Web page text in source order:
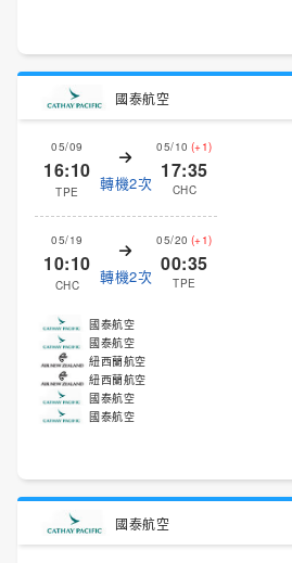
國泰航空
05/09
16:10
TPE 轉機2次
05/10 (+1)
17:35
CHC
05/19
10:10
CHC 轉機2次
05/20 (+1)
00:35
TPE
國泰航空
國泰航空
紐西蘭航空
紐西蘭航空
國泰航空
國泰航空
國泰航空